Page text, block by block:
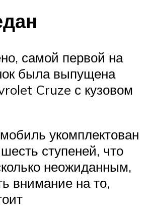
самой первой на
была выпущена
Cruze с кузовом
укомплектован
ступеней, что
неожиданным,
внимание на то,